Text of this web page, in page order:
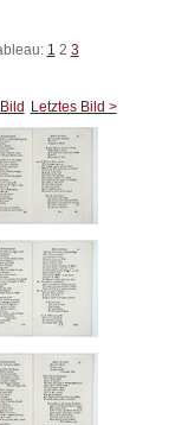
1 2 3
Letztes Bild >